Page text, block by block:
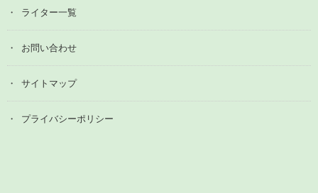
ライター一覧
お問い合わせ
サイトマップ
プライバシーポリシー